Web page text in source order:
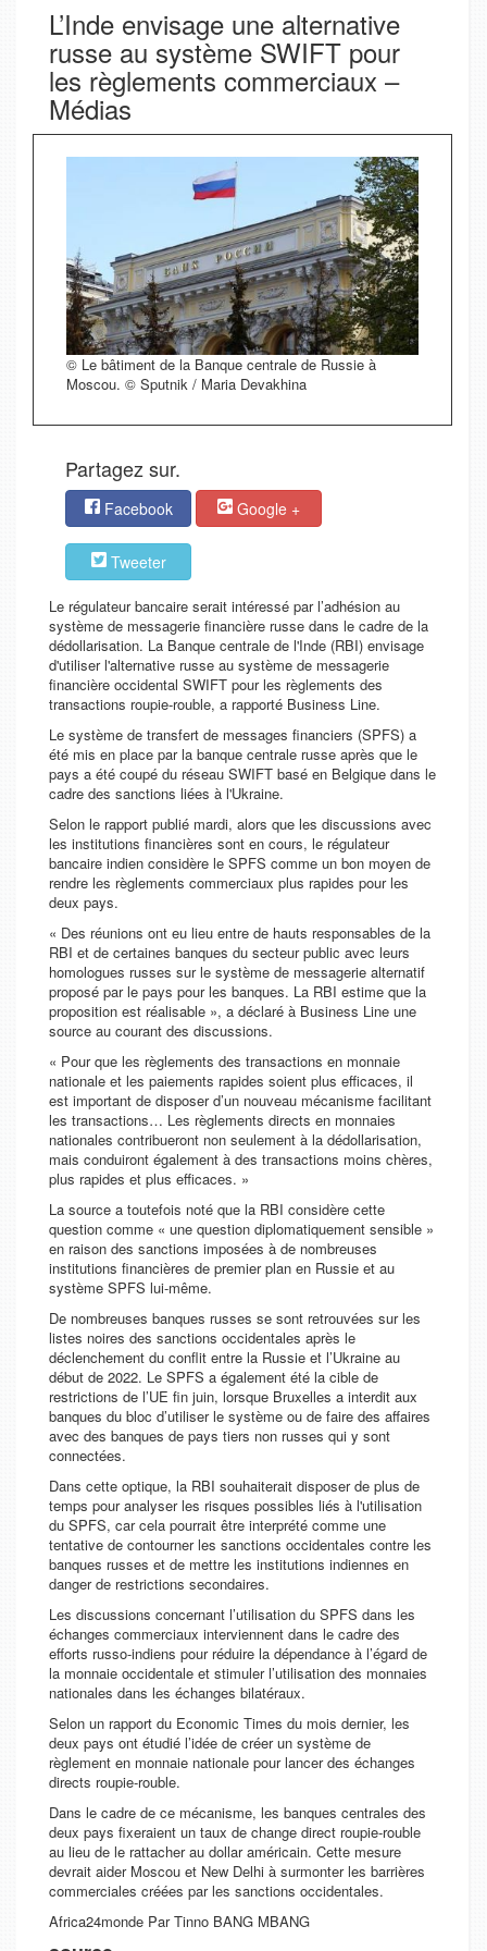
L’Inde envisage une alternative
russe au système SWIFT pour
les règlements commerciaux –
Médias
© Le bâtiment de la Banque centrale de Russie à
Moscou. © Sputnik / Maria Devakhina
Partagez sur.
Facebook Google +
Tweeter
Le régulateur bancaire serait intéressé par l’adhésion au
système de messagerie financière russe dans le cadre de la
dédollarisation. La Banque centrale de l'Inde (RBI) envisage
d'utiliser l'alternative russe au système de messagerie
financière occidental SWIFT pour les règlements des
transactions roupie-rouble, a rapporté Business Line.
Le système de transfert de messages financiers (SPFS) a
été mis en place par la banque centrale russe après que le
pays a été coupé du réseau SWIFT basé en Belgique dans le
cadre des sanctions liées à l'Ukraine.
Selon le rapport publié mardi, alors que les discussions avec
les institutions financières sont en cours, le régulateur
bancaire indien considère le SPFS comme un bon moyen de
rendre les règlements commerciaux plus rapides pour les
deux pays.
« Des réunions ont eu lieu entre de hauts responsables de la
RBI et de certaines banques du secteur public avec leurs
homologues russes sur le système de messagerie alternatif
proposé par le pays pour les banques. La RBI estime que la
proposition est réalisable », a déclaré à Business Line une
source au courant des discussions.
« Pour que les règlements des transactions en monnaie
nationale et les paiements rapides soient plus efficaces, il
est important de disposer d’un nouveau mécanisme facilitant
les transactions… Les règlements directs en monnaies
nationales contribueront non seulement à la dédollarisation,
mais conduiront également à des transactions moins chères,
plus rapides et plus efficaces. »
La source a toutefois noté que la RBI considère cette
question comme « une question diplomatiquement sensible »
en raison des sanctions imposées à de nombreuses
institutions financières de premier plan en Russie et au
système SPFS lui-même.
De nombreuses banques russes se sont retrouvées sur les
listes noires des sanctions occidentales après le
déclenchement du conflit entre la Russie et l’Ukraine au
début de 2022. Le SPFS a également été la cible de
restrictions de l’UE fin juin, lorsque Bruxelles a interdit aux
banques du bloc d’utiliser le système ou de faire des affaires
avec des banques de pays tiers non russes qui y sont
connectées.
Dans cette optique, la RBI souhaiterait disposer de plus de
temps pour analyser les risques possibles liés à l'utilisation
du SPFS, car cela pourrait être interprété comme une
tentative de contourner les sanctions occidentales contre les
banques russes et de mettre les institutions indiennes en
danger de restrictions secondaires.
Les discussions concernant l’utilisation du SPFS dans les
échanges commerciaux interviennent dans le cadre des
efforts russo-indiens pour réduire la dépendance à l’égard de
la monnaie occidentale et stimuler l’utilisation des monnaies
nationales dans les échanges bilatéraux.
Selon un rapport du Economic Times du mois dernier, les
deux pays ont étudié l’idée de créer un système de
règlement en monnaie nationale pour lancer des échanges
directs roupie-rouble.
Dans le cadre de ce mécanisme, les banques centrales des
deux pays fixeraient un taux de change direct roupie-rouble
au lieu de le rattacher au dollar américain. Cette mesure
devrait aider Moscou et New Delhi à surmonter les barrières
commerciales créées par les sanctions occidentales.
Africa24monde Par Tinno BANG MBANG